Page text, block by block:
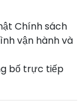
Chính sách
vận hành và
bố trực tiếp